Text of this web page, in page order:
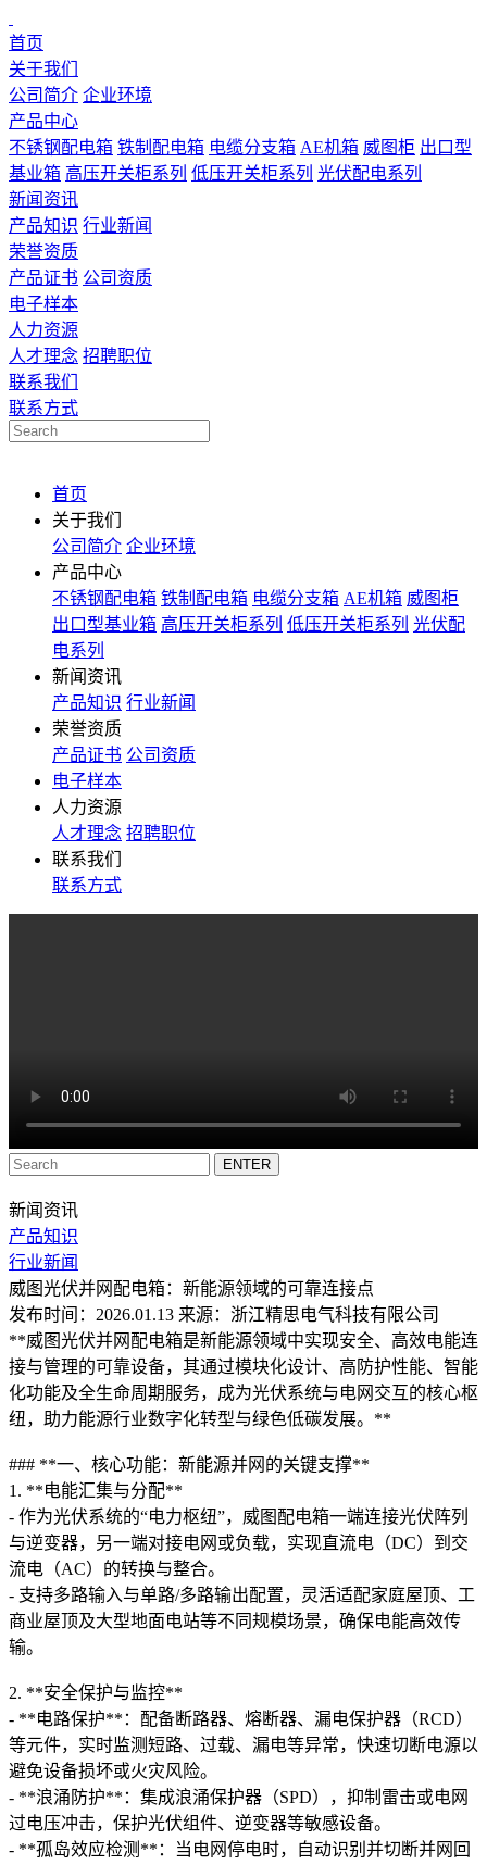
首页
关于我们
公司简介 企业环境
产品中心
不锈钢配电箱 铁制配电箱 电缆分支箱 AE机箱 威图柜 出口型
基业箱 高压开关柜系列 低压开关柜系列 光伏配电系列
新闻资讯
产品知识 行业新闻
荣誉资质
产品证书 公司资质
电子样本
人力资源
人才理念 招聘职位
联系我们
联系方式
首页
关于我们
公司简介 企业环境
产品中心
不锈钢配电箱 铁制配电箱 电缆分支箱 AE机箱 威图柜
出口型基业箱 高压开关柜系列 低压开关柜系列 光伏配
电系列
新闻资讯
产品知识 行业新闻
荣誉资质
产品证书 公司资质
电子样本
人力资源
人才理念 招聘职位
联系我们
联系方式
新闻资讯
产品知识
行业新闻
威图光伏并网配电箱：新能源领域的可靠连接点
发布时间：2026.01.13 来源：浙江精思电气科技有限公司
**威图光伏并网配电箱是新能源领域中实现安全、高效电能连
接与管理的可靠设备，其通过模块化设计、高防护性能、智能
化功能及全生命周期服务，成为光伏系统与电网交互的核心枢
纽，助力能源行业数字化转型与绿色低碳发展。**
### **一、核心功能：新能源并网的关键支撑**
1. **电能汇集与分配**
- 作为光伏系统的“电力枢纽”，威图配电箱一端连接光伏阵列
与逆变器，另一端对接电网或负载，实现直流电（DC）到交
流电（AC）的转换与整合。
- 支持多路输入与单路/多路输出配置，灵活适配家庭屋顶、工
商业屋顶及大型地面电站等不同规模场景，确保电能高效传
输。
2. **安全保护与监控**
- **电路保护**：配备断路器、熔断器、漏电保护器（RCD）
等元件，实时监测短路、过载、漏电等异常，快速切断电源以
避免设备损坏或火灾风险。
- **浪涌防护**：集成浪涌保护器（SPD），抑制雷击或电网
过电压冲击，保护光伏组件、逆变器等敏感设备。
- **孤岛效应检测**：当电网停电时，自动识别并切断并网回